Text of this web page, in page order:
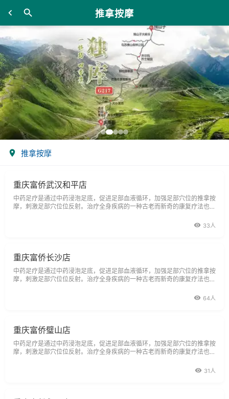
推拿按摩
推拿按摩
重庆富侨武汉和平店
中药足疗是通过中药浸泡足底，促进足部血液循环，加强足部穴位的推拿按
摩，刺激足部穴位位反射。治疗全身疾病的一种古老而新奇的康复疗法也是
33人
重庆富侨长沙店
中药足疗是通过中药浸泡足底，促进足部血液循环，加强足部穴位的推拿按
摩，刺激足部穴位位反射。治疗全身疾病的一种古老而新奇的康复疗法也是
64人
重庆富侨璧山店
中药足疗是通过中药浸泡足底，促进足部血液循环，加强足部穴位的推拿按
摩，刺激足部穴位位反射。治疗全身疾病的一种古老而新奇的康复疗法也是
31人